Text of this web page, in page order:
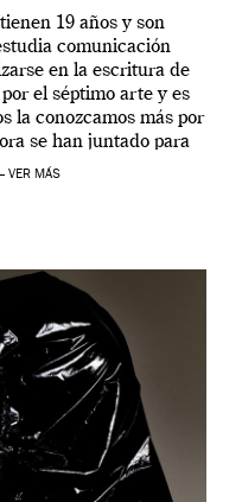
19 años y son
comunicación
en la escritura de
el séptimo arte y es
la conozcamos más por
se han juntado para
[…]
VER MÁS